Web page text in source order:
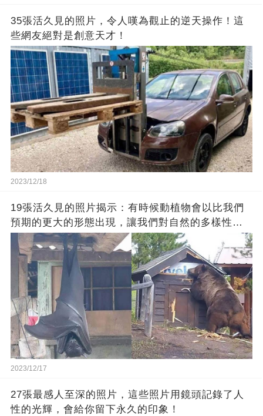
35張活久見的照片，令人嘆為觀止的逆天操作！這
些網友絕對是創意天才！
2023/12/18
19張活久見的照片揭示：有時候動植物會以比我們
預期的更大的形態出現，讓我們對自然的多樣性感
到驚嘆
2023/12/17
27張最感人至深的照片，這些照片用鏡頭記錄了人
性的光輝，會給你留下永久的印象！